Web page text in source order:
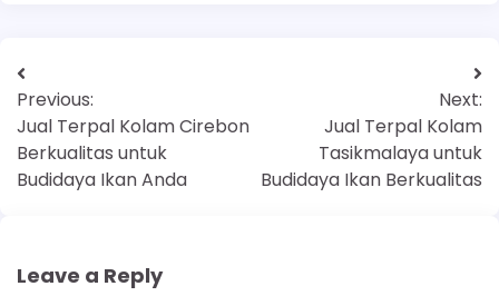
Previous:
Jual Terpal Kolam Cirebon
Berkualitas untuk
Budidaya Ikan Anda
Next:
Jual Terpal Kolam
Tasikmalaya untuk
Budidaya Ikan Berkualitas
Leave a Reply